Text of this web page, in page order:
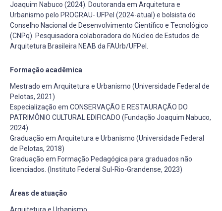
Joaquim Nabuco (2024). Doutoranda em Arquitetura e
Urbanismo pelo PROGRAU- UFPel (2024-atual) e bolsista do
Conselho Nacional de Desenvolvimento Científico e Tecnológico
(CNPq). Pesquisadora colaboradora do Núcleo de Estudos de
Arquitetura Brasileira NEAB da FAUrb/UFPel.
Formação acadêmica
Mestrado em Arquitetura e Urbanismo (Universidade Federal de
Pelotas, 2021)
Especialização em CONSERVAÇÃO E RESTAURAÇÃO DO
PATRIMÔNIO CULTURAL EDIFICADO (Fundação Joaquim Nabuco,
2024)
Graduação em Arquitetura e Urbanismo (Universidade Federal
de Pelotas, 2018)
Graduação em Formação Pedagógica para graduados não
licenciados. (Instituto Federal Sul-Rio-Grandense, 2023)
Áreas de atuação